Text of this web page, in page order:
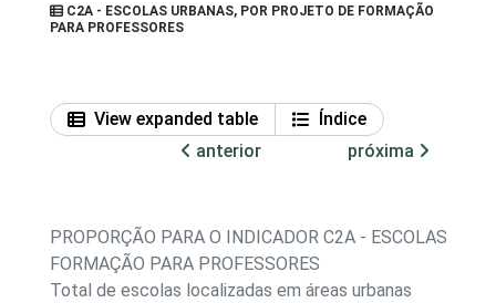
C2A - ESCOLAS URBANAS, POR PROJETO DE FORMAÇÃO
PARA PROFESSORES
View expanded table
Índice
anterior
próxima
PROPORÇÃO PARA O INDICADOR C2A - ESCOLAS
FORMAÇÃO PARA PROFESSORES
Total de escolas localizadas em áreas urbanas